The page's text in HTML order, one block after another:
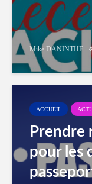
Mike DANINTHE
ACCUEIL
Prendre
pour les